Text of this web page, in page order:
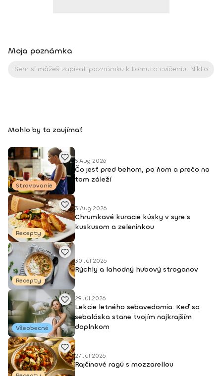
Moja poznámka
Mohlo by ťa zaujímať
Stravovanie
5 Aug 2026
Čo jesť pred behom, po ňom a prečo na
tom záleží
Recepty
3 Aug 2026
Chrumkavé kuracie kúsky v syre s
kuskusom a zeleninkou
Recepty
30 Júl 2026
Rýchly a lahodný hubový stroganov
Všeobecné
29 Júl 2026
Lekcie letného sebavedomia: Keď sa
sebaláska stane tvojím najkrajším
doplnkom
27 Júl 2026
Rajčinové ragú s mozzarellou